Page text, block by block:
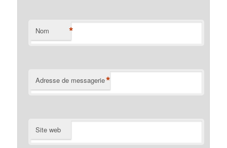
Nom *
Adresse de messagerie*
Site web